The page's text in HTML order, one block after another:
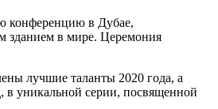
конференцию в Дубае,
зданием в мире. Церемония
лучшие таланты 2020 года, а
в уникальной серии, посвященной